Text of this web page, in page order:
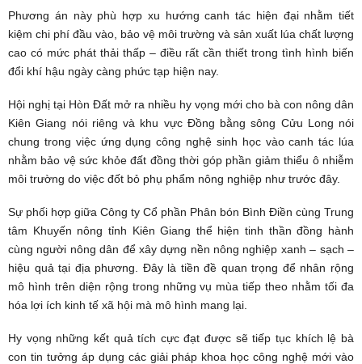
Phương án này phù hợp xu hướng canh tác hiện đại nhằm tiết
kiệm chi phí đầu vào, bảo vệ môi trường và sản xuất lúa chất lượng
cao có mức phát thải thấp – điều rất cần thiết trong tình hình biến
đổi khí hậu ngày càng phức tạp hiện nay.
Hội nghị tại Hòn Đất mở ra nhiều hy vọng mới cho bà con nông dân
Kiên Giang nói riêng và khu vực Đồng bằng sông Cửu Long nói
chung trong việc ứng dụng công nghệ sinh học vào canh tác lúa
nhằm bảo vệ sức khỏe đất đồng thời góp phần giảm thiểu ô nhiễm
môi trường do việc đốt bỏ phụ phẩm nông nghiệp như trước đây.
Sự phối hợp giữa Công ty Cổ phần Phân bón Bình Điền cùng Trung
tâm Khuyến nông tỉnh Kiên Giang thể hiện tinh thần đồng hành
cùng người nông dân để xây dựng nền nông nghiệp xanh – sạch –
hiệu quả tại địa phương. Đây là tiền đề quan trọng để nhân rộng
mô hình trên diện rộng trong những vụ mùa tiếp theo nhằm tối đa
hóa lợi ích kinh tế xã hội mà mô hình mang lại.
Hy vọng những kết quả tích cực đạt được sẽ tiếp tục khích lệ bà
con tin tưởng áp dụng các giải pháp khoa học công nghệ mới vào